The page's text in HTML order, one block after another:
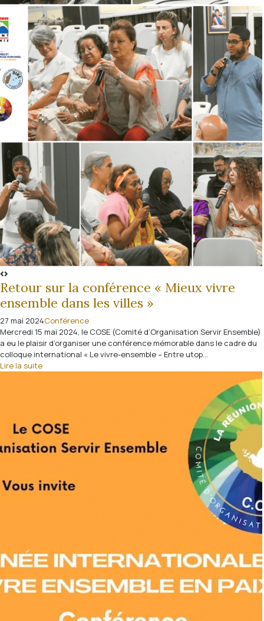
Retour sur la conférence « Mieux vivre
ensemble dans les villes »
27 mai 2024Conférence
Mercredi 15 mai 2024, le COSE (Comité d’Organisation Servir Ensemble)
a eu le plaisir d’organiser une conférence mémorable dans le cadre du
colloque international « Le vivre-ensemble – Entre utop...
Lire la suite